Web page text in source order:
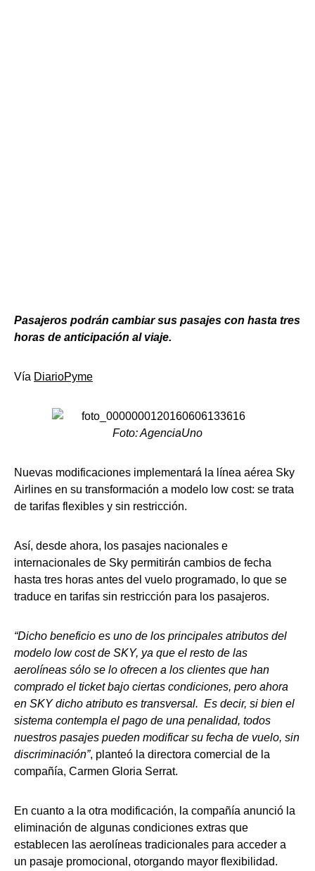
Pasajeros podrán cambiar sus pasajes con hasta tres
horas de anticipación al viaje.
Vía DiarioPyme
Foto: AgenciaUno
Nuevas modificaciones implementará la línea aérea Sky
Airlines en su transformación a modelo low cost: se trata
de tarifas flexibles y sin restricción.
Así, desde ahora, los pasajes nacionales e
internacionales de Sky permitirán cambios de fecha
hasta tres horas antes del vuelo programado, lo que se
traduce en tarifas sin restricción para los pasajeros.
“Dicho beneficio es uno de los principales atributos del
modelo low cost de SKY, ya que el resto de las
aerolíneas sólo se lo ofrecen a los clientes que han
comprado el ticket bajo ciertas condiciones, pero ahora
en SKY dicho atributo es transversal. Es decir, si bien el
sistema contempla el pago de una penalidad, todos
nuestros pasajes pueden modificar su fecha de vuelo, sin
discriminación”, planteó la directora comercial de la
compañía, Carmen Gloria Serrat.
En cuanto a la otra modificación, la compañía anunció la
eliminación de algunas condiciones extras que
establecen las aerolíneas tradicionales para acceder a
un pasaje promocional, otorgando mayor flexibilidad.